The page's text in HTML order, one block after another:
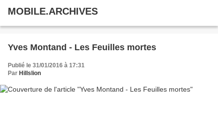
MOBILE.ARCHIVES
Yves Montand - Les Feuilles mortes
Publié le 31/01/2016 à 17:31
Par Hillslion